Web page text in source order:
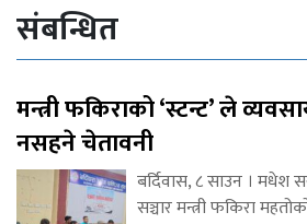
संबन्धित
मन्त्री फकिराको ‘स्टन्ट’ ले
नसहने चेतावनी
बर्दिवास, ८ साउन । मधेश
सञ्चार मन्त्री फकिरा